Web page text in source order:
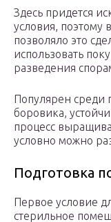
Здесь придется
условия,
позволяло это
использовать
разведения
Популярен среди
боровика,
процесс
условно можно
Подготовка
Первое условие
стерильное